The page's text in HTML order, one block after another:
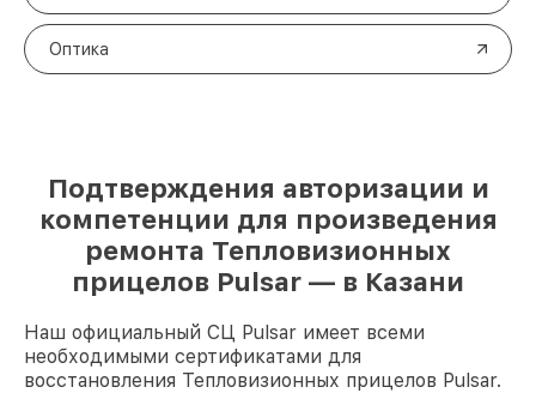
Оптика
Подтверждения авторизации и
компетенции для произведения
ремонта Тепловизионных
прицелов Pulsar — в Казани
Наш официальный СЦ Pulsar имеет всеми
необходимыми сертификатами для
восстановления Тепловизионных прицелов Pulsar.